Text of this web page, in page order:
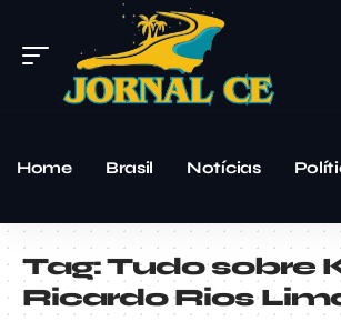
Home Brasil Notícias
Tag:Tudo sobre
Ricardo Rios